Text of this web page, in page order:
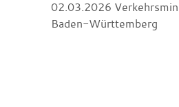
02.03.2026
Baden-Württemberg